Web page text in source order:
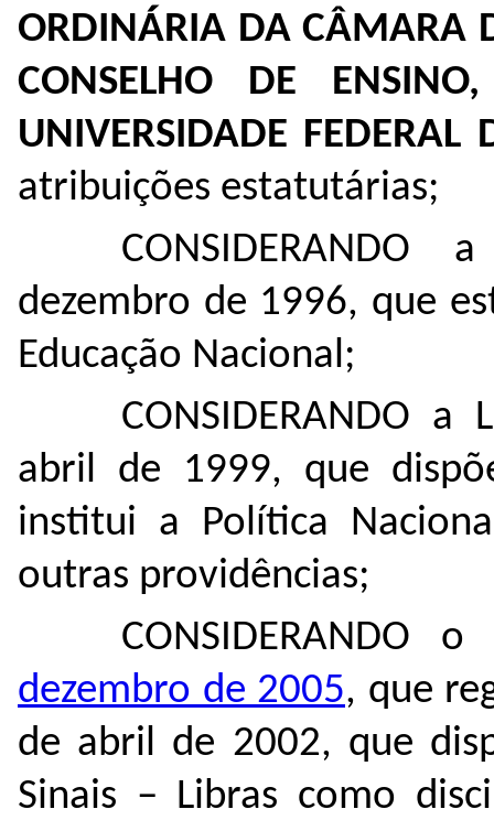
ORDINÁRIA DA CÂMARA
CONSELHO DE
UNIVERSIDADE
atribuições estatutárias;
dezembro de 1996, que
Educação Nacional;
CONSIDERANDO
abril de 1999, que
institui a Política
outras providências;
CONSIDERANDO
o
dezembro de 2005, que
de abril de 2002, que
Sinais – Libras como